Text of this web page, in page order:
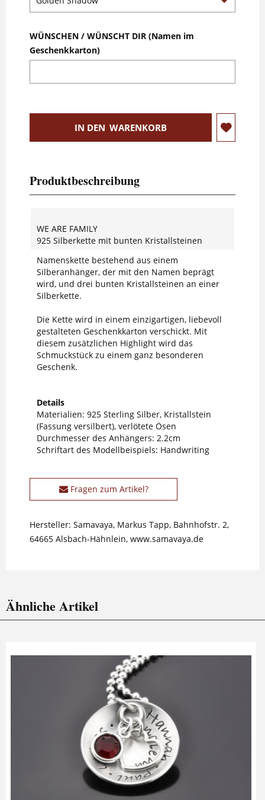
WÜNSCHEN / WÜNSCHT DIR (Namen im
Geschenkkarton)
IN DEN WARENKORB
Produktbeschreibung
WE ARE FAMILY
925 Silberkette mit bunten Kristallsteinen
Namenskette bestehend aus einem
Silberanhänger, der mit den Namen beprägt
wird, und drei bunten Kristallsteinen an einer
Silberkette.
Die Kette wird in einem einzigartigen, liebevoll
gestalteten Geschenkkarton verschickt. Mit
diesem zusätzlichen Highlight wird das
Schmuckstück zu einem ganz besonderen
Geschenk.
Details
Materialien: 925 Sterling Silber, Kristallstein
(Fassung versilbert), verlötete Ösen
Durchmesser des Anhängers: 2.2cm
Schriftart des Modellbeispiels: Handwriting
Fragen zum Artikel?
Hersteller: Samavaya, Markus Tapp, Bahnhofstr. 2,
64665 Alsbach-Hähnlein, www.samavaya.de
Ähnliche Artikel